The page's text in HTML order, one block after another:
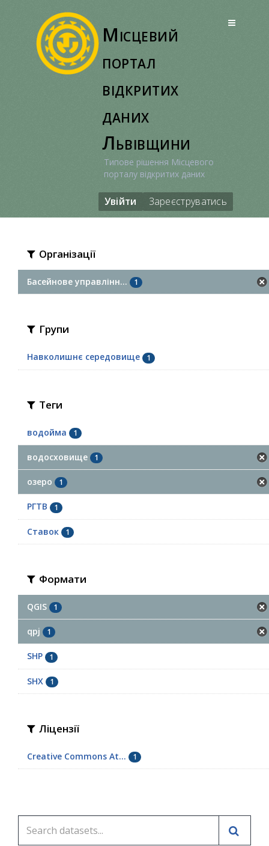
Місцевий
портал
відкритих
даних
Львівщини
Типове рішення Місцевого
порталу відкритих даних
Увійти Зареєструватись
Організації
Басейнове управлінн... 1
Групи
Навколишнє середовище 1
Теги
водойма 1
водосховище 1
озеро 1
РГТВ 1
Ставок 1
Формати
QGIS 1
qpj 1
SHP 1
SHX 1
Ліцензії
Creative Commons At... 1